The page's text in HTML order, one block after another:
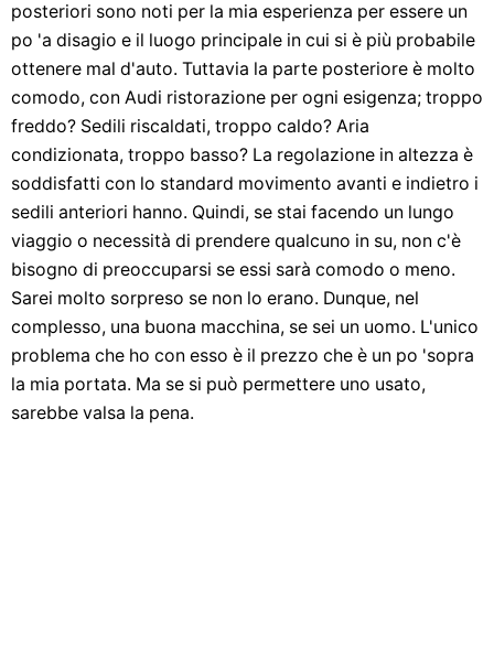
posteriori sono noti per la mia esperienza per essere un
po 'a disagio e il luogo principale in cui si è più probabile
ottenere mal d'auto. Tuttavia la parte posteriore è molto
comodo, con Audi ristorazione per ogni esigenza; troppo
freddo? Sedili riscaldati, troppo caldo? Aria
condizionata, troppo basso? La regolazione in altezza è
soddisfatti con lo standard movimento avanti e indietro i
sedili anteriori hanno. Quindi, se stai facendo un lungo
viaggio o necessità di prendere qualcuno in su, non c'è
bisogno di preoccuparsi se essi sarà comodo o meno.
Sarei molto sorpreso se non lo erano. Dunque, nel
complesso, una buona macchina, se sei un uomo. L'unico
problema che ho con esso è il prezzo che è un po 'sopra
la mia portata. Ma se si può permettere uno usato,
sarebbe valsa la pena.